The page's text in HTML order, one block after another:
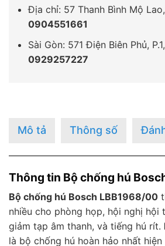
Địa chỉ: 57 Thanh Bình Mộ
0904551661
Sài Gòn: 571 Điện Biên Phủ,
0929257227
Mô tả Thông số
Thông tin Bộ chống hú
Bộ chống hú Bosch LBB1968/00
nhiều cho phòng họp, hội nghị hội
giảm tạp âm thanh, và tiếng hú rít.
là bộ chống hú hoàn hảo nhất